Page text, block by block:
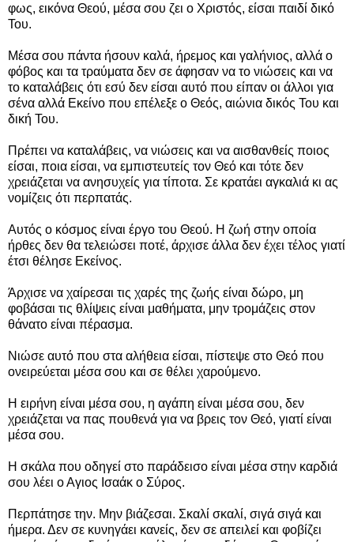
φως, εικόνα Θεού, μέσα σου ζει ο Χριστός, είσαι παιδί δικό
Του.
Μέσα σου πάντα ήσουν καλά, ήρεμος και γαλήνιος, αλλά ο
φόβος και τα τραύματα δεν σε άφησαν να το νιώσεις και να
το καταλάβεις ότι εσύ δεν είσαι αυτό που είπαν οι άλλοι για
σένα αλλά Εκείνο που επέλεξε ο Θεός, αιώνια δικός Του και
δική Του.
Πρέπει να καταλάβεις, να νιώσεις και να αισθανθείς ποιος
είσαι, ποια είσαι, να εμπιστευτείς τον Θεό και τότε δεν
χρειάζεται να ανησυχείς για τίποτα. Σε κρατάει αγκαλιά κι ας
νομίζεις ότι περπατάς.
Αυτός ο κόσμος είναι έργο του Θεού. Η ζωή στην οποία
ήρθες δεν θα τελειώσει ποτέ, άρχισε άλλα δεν έχει τέλος γιατί
έτσι θέλησε Εκείνος.
Άρχισε να χαίρεσαι τις χαρές της ζωής είναι δώρο, μη
φοβάσαι τις θλίψεις είναι μαθήματα, μην τρομάζεις στον
θάνατο είναι πέρασμα.
Νιώσε αυτό που στα αλήθεια είσαι, πίστεψε στο Θεό που
ονειρεύεται μέσα σου και σε θέλει χαρούμενο.
Η ειρήνη είναι μέσα σου, η αγάπη είναι μέσα σου, δεν
χρειάζεται να πας πουθενά για να βρεις τον Θεό, γιατί είναι
μέσα σου.
Η σκάλα που οδηγεί στο παράδεισο είναι μέσα στην καρδιά
σου λέει ο Αγιος Ισαάκ ο Σύρος.
Περπάτησε την. Μην βιάζεσαι. Σκαλί σκαλί, σιγά σιγά και
ήμερα. Δεν σε κυνηγάει κανείς, δεν σε απειλεί και φοβίζει